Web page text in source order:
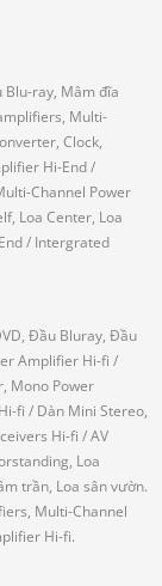
ray, Mâm đĩa
Multi-
Clock,
Hi-End/
Channel Power
Loa Center, Loa
/ Intergrated
Đầu Bluray, Đầu
Amplifier Hi-fi /
Mono Power
fi / Dàn Mini Stereo,
Hi-fi / AV
Loa
trần, Loa sân vườn.
Multi-Channel
Hi-fi.